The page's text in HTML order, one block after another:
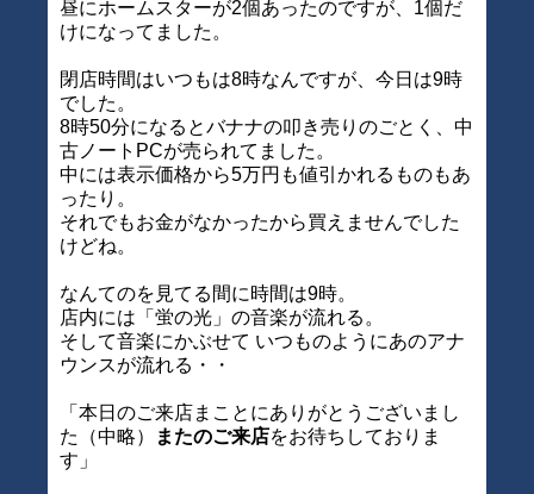
昼にホームスターが2個あったのですが、1個だ
けになってました。
閉店時間はいつもは8時なんですが、今日は9時
でした。
8時50分になるとバナナの叩き売りのごとく、中
古ノートPCが売られてました。
中には表示価格から5万円も値引かれるものもあ
ったり。
それでもお金がなかったから買えませんでした
けどね。
なんてのを見てる間に時間は9時。
店内には「蛍の光」の音楽が流れる。
そして音楽にかぶせて いつものようにあのアナ
ウンスが流れる・・
「本日のご来店まことにありがとうございまし
た（中略）
またのご来店をお待ちしておりま
す」